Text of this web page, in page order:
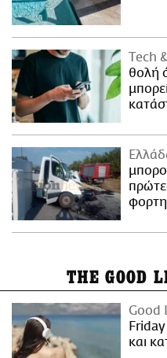
Τech
θολή
THE GOOD
Good
Friday
και